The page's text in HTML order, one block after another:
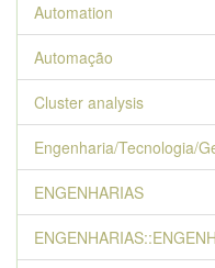
Automation
Automação
Cluster analysis
Engenharia/Tecnologia/
ENGENHARIAS